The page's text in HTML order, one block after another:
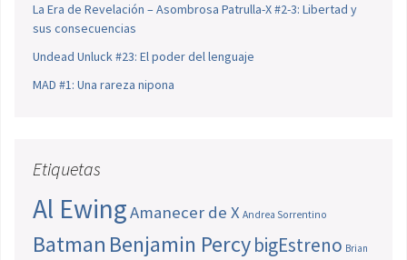
La Era de Revelación – Asombrosa Patrulla-X #2-3: Libertad y
sus consecuencias
Undead Unluck #23: El poder del lenguaje
MAD #1: Una rareza nipona
Etiquetas
Al EwingAmanecer de X Andrea Sorrentino
Batman Benjamin PercybigEstreno Brian